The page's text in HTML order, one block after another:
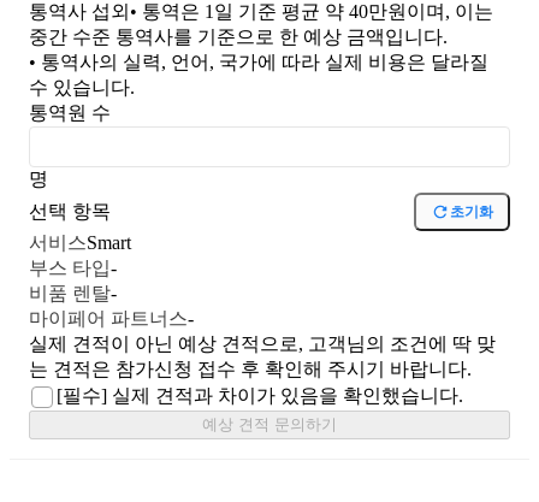
통역사 섭외 • 통역은 1일 기준 평균 약 40만원이며, 이는
중간 수준 통역사를 기준으로 한 예상 금액입니다.
• 통역사의 실력, 언어, 국가에 따라 실제 비용은 달라질
수 있습니다.
통역원 수
명
선택 항목
초기화
서비스Smart
부스 타입-
비품 렌탈-
마이페어 파트너스-
실제 견적이 아닌 예상 견적으로, 고객님의 조건에 딱 맞
는 견적은 참가신청 접수 후 확인해 주시기 바랍니다.
[필수] 실제 견적과 차이가 있음을 확인했습니다.
예상 견적 문의하기